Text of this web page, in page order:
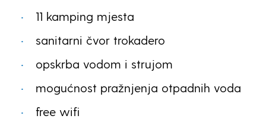
11 kamping mjesta
sanitarni čvor trokadero
opskrba vodom i strujom
mogućnost pražnjenja otpadnih voda
free wifi